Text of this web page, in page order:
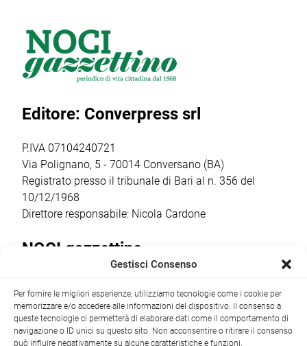
cerimonia di
intitolazione
dell’area a Felice
Laforgia, già
figura
della rete degli
info point
turistici.
Attraverso
2021-2027, il
ottenuto un
finanziamento […]
ratifica per il
Costituente […]
Editore: Converpress srl
P.IVA 07104240721
Via Polignano, 5 - 70014 Conversano (BA)
Registrato presso il tribunale di Bari al n. 356 del
10/12/1968
Direttore responsabile: Nicola Cardone
NOCI gazzettino
+39 080 4979274|info@nocigazzettino.it Contatti|
Archivio
Gestisci Consenso
Per fornire le migliori esperienze, utilizziamo tecnologie come i cookie per
memorizzare e/o accedere alle informazioni del dispositivo. Il consenso a
queste tecnologie ci permetterà di elaborare dati come il comportamento di
navigazione o ID unici su questo sito. Non acconsentire o ritirare il consenso
può influire negativamente su alcune caratteristiche e funzioni.